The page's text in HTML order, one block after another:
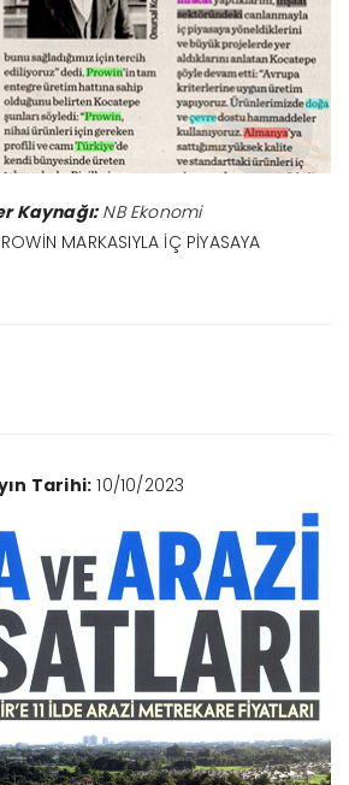
Kaynağı:NB Ekonomi
MARKASIYLA İÇ PİYASAYA
Tarihi: 10/10/2023